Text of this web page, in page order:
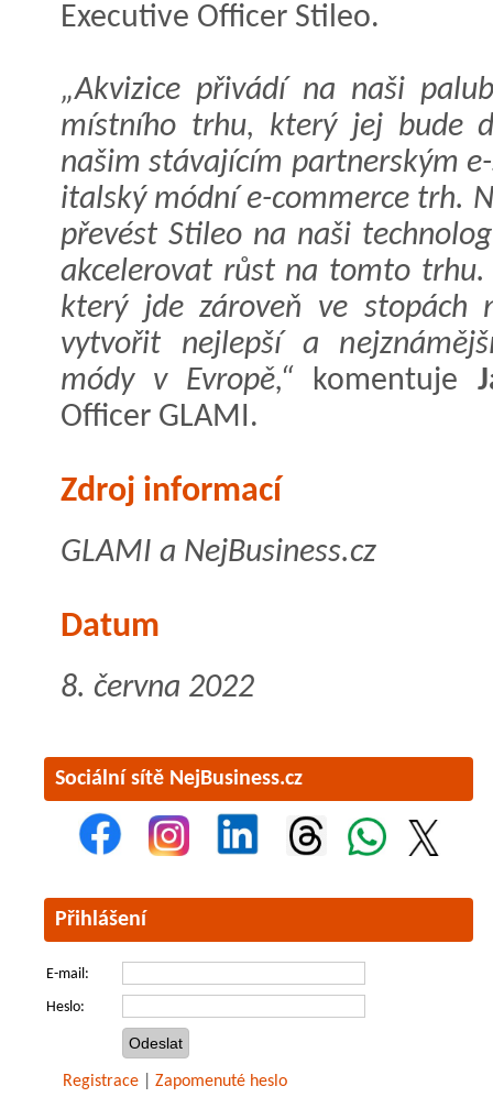
Executive Officer Stileo.
„Akvizice přivádí na naši
místního trhu, který jej bude
našim stávajícím partnerským
italský módní e-commerce trh.
převést Stileo na naši
akcelerovat růst na tomto
který jde zároveň ve stopách
vytvořit nejlepší a
módy v Evropě,“ komentuje
Officer GLAMI.
Zdroj informací
GLAMI a NejBusiness.cz
Datum
8. června 2022
Sociální sítě NejBusiness.cz
Přihlášení
E-mail:
Heslo:
Registrace Zapomenuté heslo